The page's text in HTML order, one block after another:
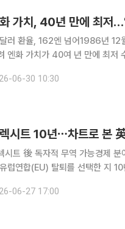
가치, 40년 만에 최저
달러 환율, 162엔 넘어1986년 12
. 수출기업
06-30 10:30
시트 10년⋯차트로 본
시트 後 독자적 무역 가능경제 분
럽연합(EU) 탈퇴를 선택한 지
자는 부진했다. 가파른 물가 상
06-27 17:00